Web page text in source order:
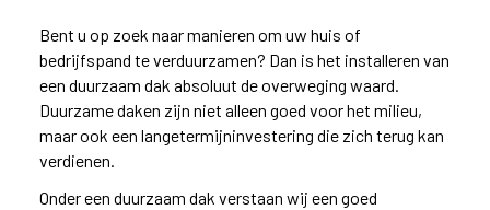
Bent u op zoek naar manieren om uw huis of
bedrijfspand te verduurzamen? Dan is het installeren van
een duurzaam dak absoluut de overweging waard.
Duurzame daken zijn niet alleen goed voor het milieu,
maar ook een langetermijninvestering die zich terug kan
verdienen.
Onder een duurzaam dak verstaan wij een goed